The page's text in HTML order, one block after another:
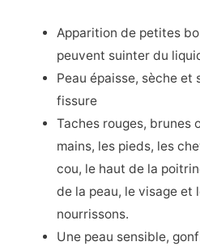
Apparition de petites
peuvent suinter du
Peau épaisse, sèche et
fissure
Taches rouges, brunes
mains, les pieds, les
cou, le haut de la
de la peau, le visage et
nourrissons.
Une peau sensible,